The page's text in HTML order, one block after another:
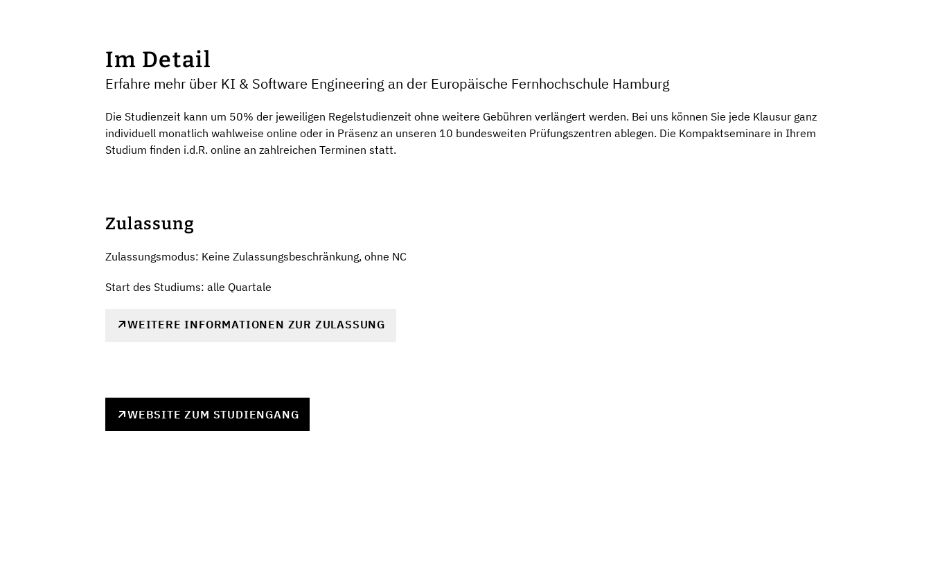
Im Detail
Erfahre mehr über KI & Software Engineering an der Europäische Fernhochschule Hamburg
Die Studienzeit kann um 50% der jeweiligen Regelstudienzeit ohne weitere Gebühren verlängert werden. Bei uns können Sie jede Klausur ganz
individuell monatlich wahlweise online oder in Präsenz an unseren 10 bundesweiten Prüfungszentren ablegen. Die Kompaktseminare in Ihrem
Studium finden i.d.R. online an zahlreichen Terminen statt.
Zulassung
Zulassungsmodus: Keine Zulassungsbeschränkung, ohne NC
Start des Studiums: alle Quartale
WEITERE INFORMATIONEN ZUR ZULASSUNG
WEBSITE ZUM STUDIENGANG